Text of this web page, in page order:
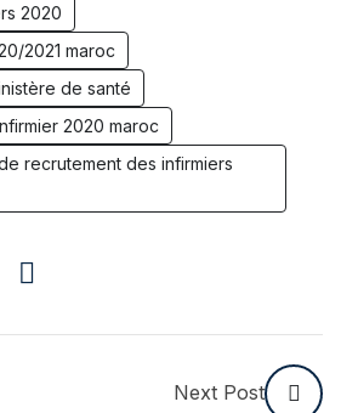
2020
2021 maroc
de santé
2020 maroc
recrutement des infirmiers
Next Post